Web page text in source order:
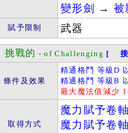
變形劍
→ 被
賦予限制 武器
挑戰的 - of Challenging [ 接
條件及效果
精通格鬥 等級D
精通格鬥 等級B
最大魔法值減少
取得方式
魔力賦予卷
魔力賦予卷